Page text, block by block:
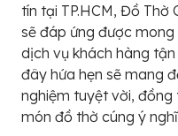
tín tại TP.HCM, Đồ Thờ
sẽ đáp ứng được
dịch vụ khách hàng
đây hứa hẹn sẽ mang
nghiệm tuyệt vời, đồng
món đồ thờ cúng ý